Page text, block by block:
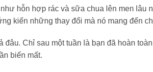
hỗn hợp rác và sữa chua lên men lâu
kiến những thay đổi mà nó mang đến
Chỉ sau một tuần là bạn đã hoàn
biến mất.